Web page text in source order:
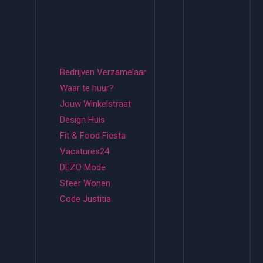
Bedrijven Verzamelaar
Waar te huur?
Jouw Winkelstraat
Design Huis
Fit & Food Fiesta
Vacatures24
DEZO Mode
Sfeer Wonen
Code Justitia